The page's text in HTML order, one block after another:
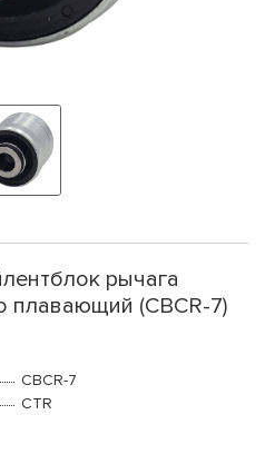
рычага
плавающий (CBCR-7)
CBCR-7
CTR